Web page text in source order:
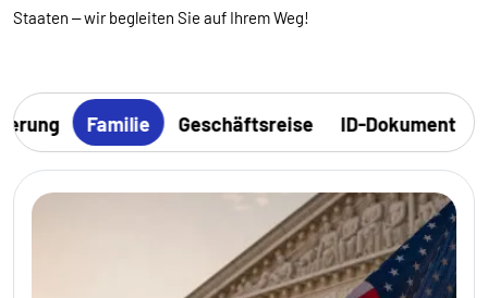
Staaten – wir begleiten Sie auf Ihrem Weg!
Familie Geschäftsreise ID-Dokument